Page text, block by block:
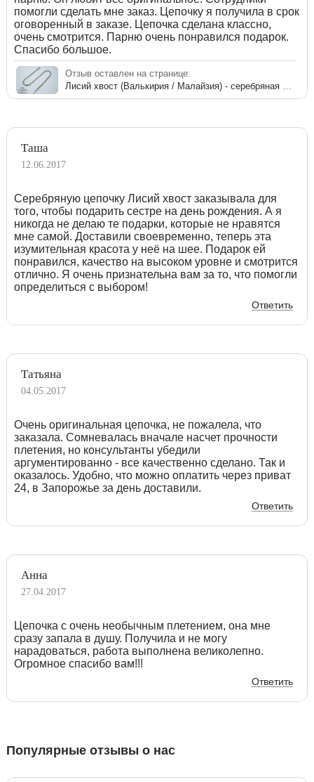
помогли сделать мне заказ. Цепочку я получила в срок
оговоренный в заказе. Цепочка сделана классно,
очень смотрится. Парню очень понравился подарок.
Спасибо большое.
Отзыв оставлен на странице:
Таша
12.06.2017
Серебряную цепочку Лисий хвост заказывала для
того, чтобы подарить сестре на день рождения. А я
никогда не делаю те подарки, которые не нравятся
мне самой. Доставили своевременно, теперь эта
изумительная красота у неё на шее. Подарок ей
понравился, качество на высоком уровне и смотрится
отлично. Я очень признательна вам за то, что помогли
определиться с выбором!
Ответить
Татьяна
04.05.2017
Очень оригинальная цепочка, не пожалела, что
заказала. Сомневалась вначале насчет прочности
плетения, но консультанты убедили
аргументированно - все качественно сделано. Так и
оказалось. Удобно, что можно оплатить через приват
24, в Запорожье за день доставили.
Ответить
Анна
27.04.2017
Цепочка с очень необычным плетением, она мне
сразу запала в душу. Получила и не могу
нарадоваться, работа выполнена великолепно.
Огромное спасибо вам!!!
Ответить
Популярные отзывы о нас